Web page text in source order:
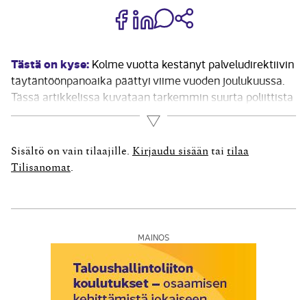
Jaa Share on Facebook
Jaa Share on LinkedIn
Jaa WhatsApp-viestinä
Tästä on kyse: Kolme vuotta kestänyt palveludirektiivin
täytäntöönpanoaika päättyi viime vuoden joulukuussa.
Tässä artikkelissa kuvataan tarkemmin suurta poliittista
huomiota saaneen direktiivin sisältöä ja
täytäntöönpanoa sekä arvioidaan sen vaikutuksia
yleisellä tasolla. Huomiota kiinnitetään myös siihen, mitä
merkitystä direktiivillä on tilitoimistoille. 1 Mille
Lue lisää
Sisältö on vain tilaajille. Kirjaudu sisään tai tilaa
Tilisanomat
MAINOS